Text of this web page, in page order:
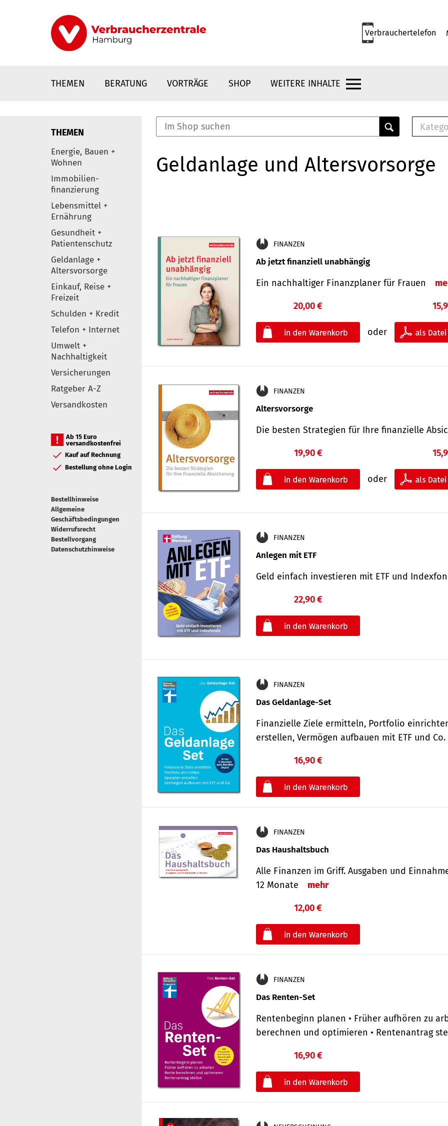
Verbrauchertelefon
THEMEN BERATUNG VORTRÄGE SHOP WEITERE INHALTE
Elemente
THEMEN
Energie, Bauen +
Wohnen
Immobilien-
finanzierung
Lebensmittel +
Ernährung
Gesundheit +
Patientenschutz
Geldanlage +
Altersvorsorge
Einkauf, Reise +
Freizeit
Schulden + Kredit
Telefon + Internet
Umwelt +
Nachhaltigkeit
Versicherungen
Ratgeber A-Z
Versandkosten
Ab 15 Euro
versandkostenfrei
Kauf auf Rechnung
Bestellung ohne Login
Bestellhinweise
Allgemeine
Geschäftsbedingungen
Widerrufsrecht
Bestellvorgang
Datenschutzhinweise
E-
Geldanlage und Altersvorsorge
FINANZEN
Ab jetzt finanziell unabhängig
Ein nachhaltiger Finanzplaner für Frauen
20,00 €
oder
FINANZEN
Altersvorsorge
Die besten Strategien für Ihre finanzielle
19,90 €
oder
FINANZEN
Anlegen mit ETF
Geld einfach investieren mit ETF und
22,90 €
FINANZEN
Das Geldanlage-Set
Finanzielle Ziele ermitteln, Portfolio
erstellen, Vermögen aufbauen mit ETF und
16,90 €
FINANZEN
Das Haushaltsbuch
Alle Finanzen im Griff. Aus­gaben und
12 Monate
mehr
12,00 €
FINANZEN
Das Renten-Set
Rentenbeginn planen • Früher aufhören zu
berechnen und optimieren • Rentenantrag
16,90 €